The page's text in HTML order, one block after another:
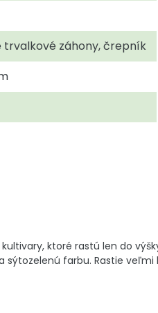
trvalkové záhony, črepník
kultivary, ktoré rastú len do
sýtozelenú farbu. Rastie